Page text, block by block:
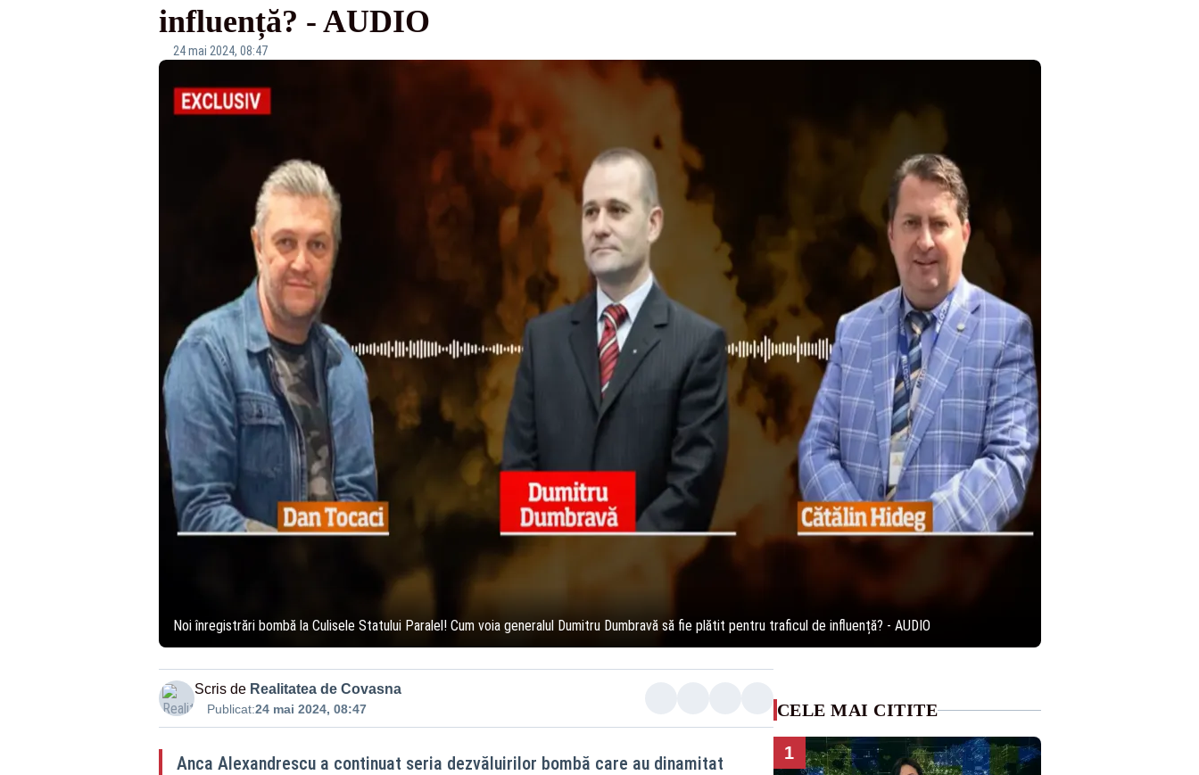
influență? - AUDIO
24 mai 2024, 08:47
Noi înregistrări bombă la Culisele Statului Paralel! Cum voia generalul Dumitru Dumbravă să fie plătit pentru traficul de influență? - AUDIO
Scris de Realitatea de Covasna
Publicat:24 mai 2024, 08:47
Anca Alexandrescu a continuat seria dezvăluirilor bombă care au dinamitat
CELE MAI CITITE
1